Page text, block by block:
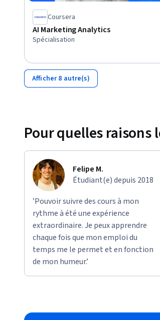
Coursera
AI Marketing Analytics
Spécialisation
Afficher 8 autre(s)
Pour quelles raisons
Felipe M.
Étudiant(e) depuis 2018
’Pouvoir suivre des cours à mon
rythme à été une expérience
extraordinaire. Je peux apprendre
chaque fois que mon emploi du
temps me le permet et en fonction
de mon humeur.’